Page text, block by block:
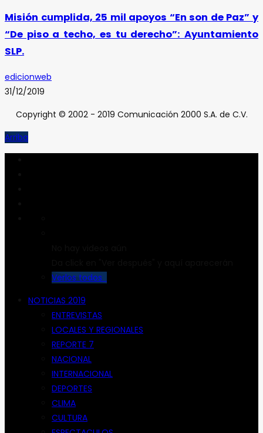
Misión cumplida, 25 mil apoyos “En son de Paz” y
“De piso a techo, es tu derecho”: Ayuntamiento
SLP.
edicionweb
31/12/2019
Copyright © 2002 - 2019 Comunicación 2000 S.A. de C.V.
Arriba
Verlos todos
NOTICIAS 2019
ENTREVISTAS
LOCALES Y REGIONALES
REPORTE 7
NACIONAL
INTERNACIONAL
DEPORTES
CLIMA
CULTURA